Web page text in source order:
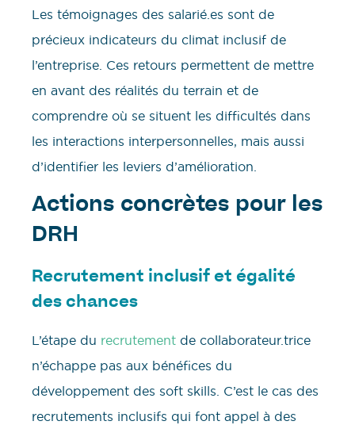
Les témoignages des salarié.es sont de
précieux indicateurs du climat inclusif de
l’entreprise. Ces retours permettent de mettre
en avant des réalités du terrain et de
comprendre où se situent les difficultés dans
les interactions interpersonnelles, mais aussi
d’identifier les leviers d’amélioration.
Actions concrètes pour les
DRH
Recrutement inclusif et égalité
des chances
L’étape du recrutement de collaborateur.trice
n’échappe pas aux bénéfices du
développement des soft skills. C’est le cas des
recrutements inclusifs qui font appel à des